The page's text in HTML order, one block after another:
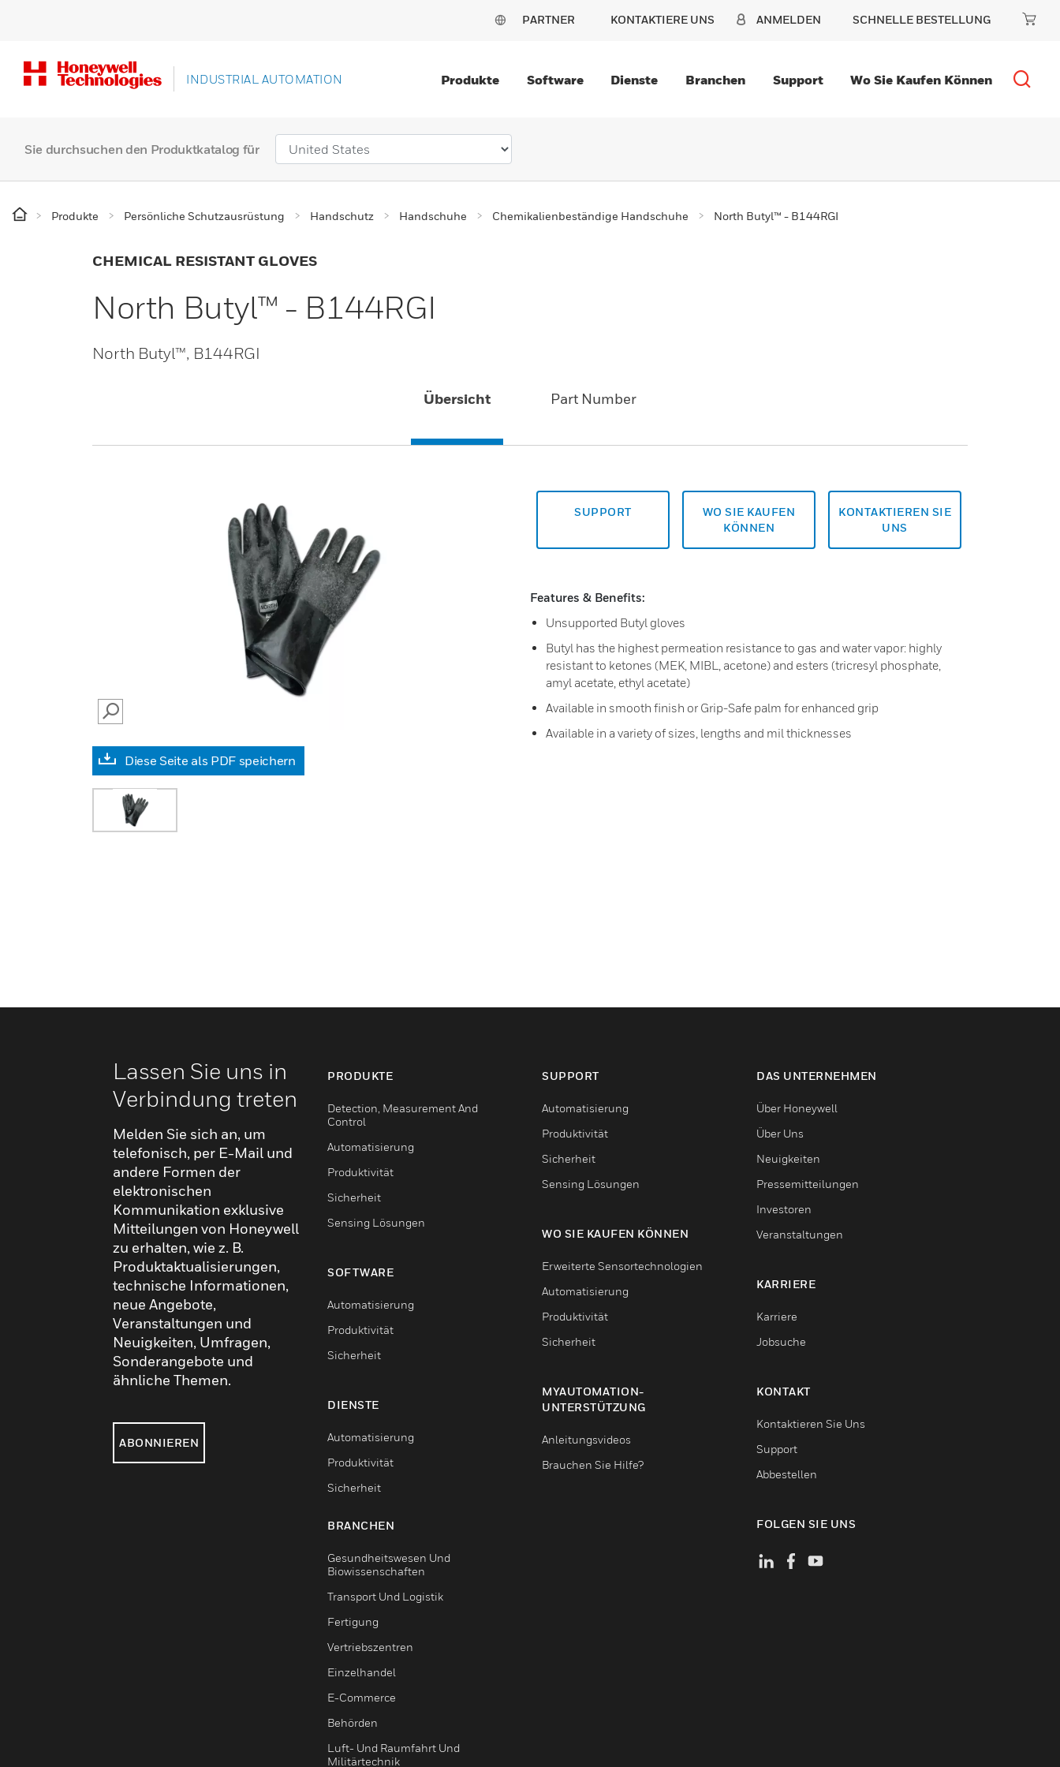
PARTNER KONTAKTIERE UNS ANMELDEN SCHNELLE BESTELLUNG
INDUSTRIAL AUTOMATION Produkte Software Dienste Branchen Support Wo Sie Kaufen Können
Sie durchsuchen den Produktkatalog für
Produkte Persönliche Schutzausrüstung Handschutz Handschuhe Chemikalienbeständige Handschuhe North Butyl™ - B144RGI
CHEMICAL RESISTANT GLOVES
North Butyl™ - B144RGI
North Butyl™, B144RGI
Übersicht Part Number
SEARCH
Diese Seite als PDF speichern
SUPPORT
WO SIE KAUFEN
KÖNNEN
KONTAKTIEREN SIE
UNS
Features & Benefits:
Unsupported Butyl gloves
Butyl has the highest permeation resistance to gas and water vapor: highly
resistant to ketones (MEK, MIBL, acetone) and esters (tricresyl phosphate,
amyl acetate, ethyl acetate)
Available in smooth finish or Grip-Safe palm for enhanced grip
Available in a variety of sizes, lengths and mil thicknesses
Lassen Sie uns in
Verbindung treten
Melden Sie sich an, um
telefonisch, per E-Mail und
andere Formen der
elektronischen
Kommunikation exklusive
Mitteilungen von Honeywell
zu erhalten, wie z. B.
Produktaktualisierungen,
technische Informationen,
neue Angebote,
Veranstaltungen und
Neuigkeiten, Umfragen,
Sonderangebote und
ähnliche Themen.
ABONNIEREN
PRODUKTE
Detection, Measurement And
Control
Automatisierung
Produktivität
Sicherheit
Sensing Lösungen
SOFTWARE
Automatisierung
Produktivität
Sicherheit
DIENSTE
Automatisierung
Produktivität
Sicherheit
BRANCHEN
Gesundheitswesen Und
Biowissenschaften
Transport Und Logistik
Fertigung
Vertriebszentren
Einzelhandel
E-Commerce
Behörden
Luft- Und Raumfahrt Und
Militärtechnik
SUPPORT
Automatisierung
Produktivität
Sicherheit
Sensing Lösungen
WO SIE KAUFEN KÖNNEN
Erweiterte Sensortechnologien
Automatisierung
Produktivität
Sicherheit
MYAUTOMATION-
UNTERSTÜTZUNG
Anleitungsvideos
Brauchen Sie Hilfe?
DAS UNTERNEHMEN
Über Honeywell
Über Uns
Neuigkeiten
Pressemitteilungen
Investoren
Veranstaltungen
KARRIERE
Karriere
Jobsuche
KONTAKT
Kontaktieren Sie Uns
Support
Abbestellen
FOLGEN SIE UNS